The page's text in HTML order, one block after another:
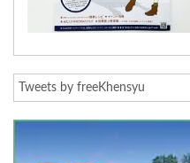
Tweets by freeKhensyu